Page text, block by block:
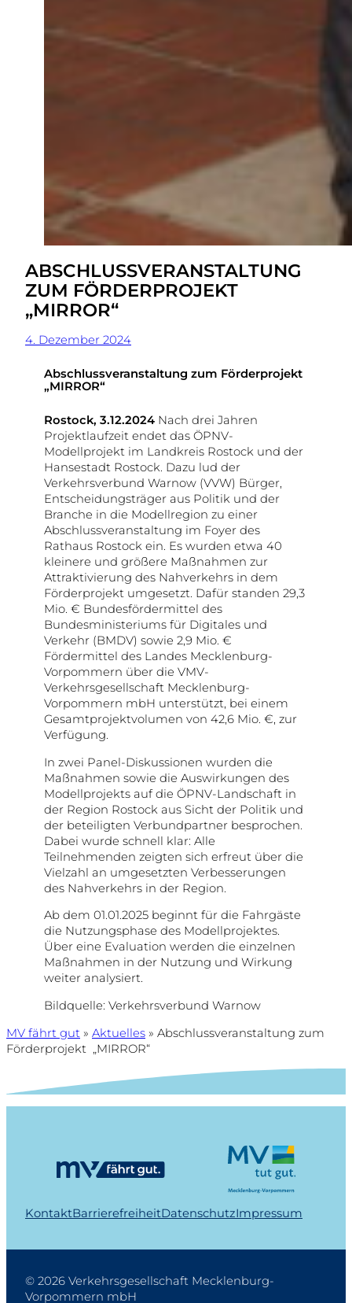
ABSCHLUSSVERANSTALTUNG
ZUM FÖRDERPROJEKT
„MIRROR“
4. Dezember 2024
Abschlussveranstaltung zum Förderprojekt
„MIRROR“
Rostock, 3.12.2024 Nach drei Jahren
Projektlaufzeit endet das ÖPNV-
Modellprojekt im Landkreis Rostock und der
Hansestadt Rostock. Dazu lud der
Verkehrsverbund Warnow (VVW) Bürger,
Entscheidungsträger aus Politik und der
Branche in die Modellregion zu einer
Abschlussveranstaltung im Foyer des
Rathaus Rostock ein. Es wurden etwa 40
kleinere und größere Maßnahmen zur
Attraktivierung des Nahverkehrs in dem
Förderprojekt umgesetzt. Dafür standen 29,3
Mio. € Bundesfördermittel des
Bundesministeriums für Digitales und
Verkehr (BMDV) sowie 2,9 Mio. €
Fördermittel des Landes Mecklenburg-
Vorpommern über die VMV-
Verkehrsgesellschaft Mecklenburg-
Vorpommern mbH unterstützt, bei einem
Gesamtprojektvolumen von 42,6 Mio. €, zur
Verfügung.
In zwei Panel-Diskussionen wurden die
Maßnahmen sowie die Auswirkungen des
Modellprojekts auf die ÖPNV-Landschaft in
der Region Rostock aus Sicht der Politik und
der beteiligten Verbundpartner besprochen.
Dabei wurde schnell klar: Alle
Teilnehmenden zeigten sich erfreut über die
Vielzahl an umgesetzten Verbesserungen
des Nahverkehrs in der Region.
Ab dem 01.01.2025 beginnt für die Fahrgäste
die Nutzungsphase des Modellprojektes.
Über eine Evaluation werden die einzelnen
Maßnahmen in der Nutzung und Wirkung
weiter analysiert.
Bildquelle: Verkehrsverbund Warnow
MV fährt gut » Aktuelles » Abschlussveranstaltung zum
Förderprojekt „MIRROR“
KontaktBarrierefreiheitDatenschutzImpressum
© 2026 Verkehrsgesellschaft Mecklenburg-
Vorpommern mbH